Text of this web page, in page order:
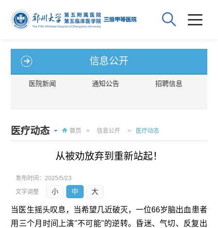
信息公开
医院新闻 通知公告 招聘信息
医疗动态 首页 > 信息公开 > 医疗动态
从被劝放弃到重新站起！
发布时间：2025/5/23
文字调整
小 中 大
当医生摇头叹息，当希望几近破灭，一位66岁脑出血患者
用三个月时间上演"不可能"的逆转。昏迷、气切、反复出